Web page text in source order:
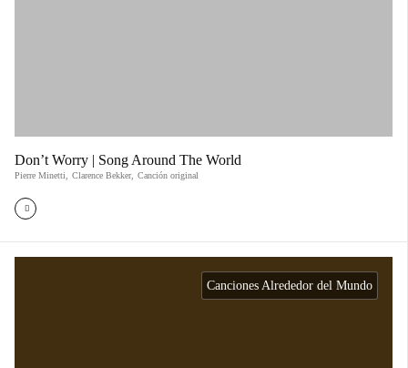
Don’t Worry | Song Around The World
Pierre Minetti Clarence Bekker, Canción original
Canciones Alrededor del Mundo